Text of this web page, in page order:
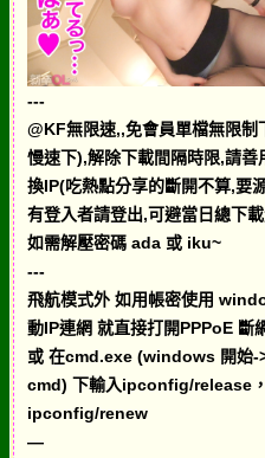
---
@KF無限速,,免會員單檔無限制
慢速下),解除下載間隔時限,請善
換IP(吃熱點分享的斷開不算,要
有登入者請登出,可避當日總下載
如需解壓密碼 ada 或 iku~
---
飛航模式外 如用帳密使用
動IP連網 就直接打開PPPoE 斷
或 在cmd.exe (windows 開始-
cmd) 下輸入ipconfig/release
ipconfig/renew
—